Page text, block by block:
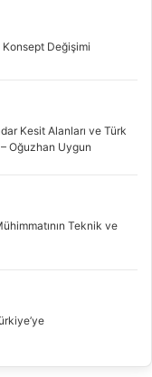
Değişimi
Kesit Alanları ve Türk
Oğuzhan Uygun
Teknik ve